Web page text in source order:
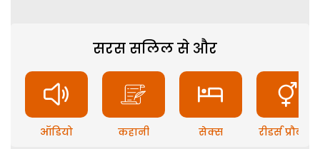
सरस सलिल से और
ऑडियो कहानी सेक्स रीडर्स प्रौब्लम